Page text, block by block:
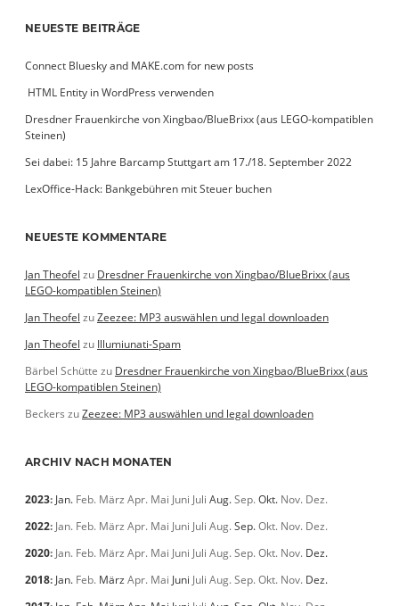
NEUESTE BEITRÄGE
Connect Bluesky and MAKE.com for new posts
­ HTML Entity in WordPress verwenden
Dresdner Frauenkirche von Xingbao/BlueBrixx (aus LEGO-kompatiblen
Steinen)
Sei dabei: 15 Jahre Barcamp Stuttgart am 17./18. September 2022
LexOffice-Hack: Bankgebühren mit Steuer buchen
NEUESTE KOMMENTARE
Jan Theofel zu Dresdner Frauenkirche von Xingbao/BlueBrixx (aus
LEGO-kompatiblen Steinen)
Jan Theofel zuZeezee: MP3 auswählen und legal downloaden
Jan Theofel zu Illumiunati-Spam
Bärbel Schütte zu Dresdner Frauenkirche von Xingbao/BlueBrixx (aus
LEGO-kompatiblen Steinen)
Beckers zuZeezee: MP3 auswählen und legal downloaden
ARCHIV NACH MONATEN
2023: Jan. Feb. März Apr. Mai Juni Juli Aug.Sep.Okt. Nov. Dez.
2022: Jan. Feb. März Apr. Mai Juni Juli Aug.Sep.Okt. Nov. Dez.
2020: Jan. Feb. März Apr. Mai Juni Juli Aug.Sep.Okt. Nov. Dez.
2018: Jan. Feb. März Apr. Mai Juni Juli Aug.Sep.Okt. Nov. Dez.